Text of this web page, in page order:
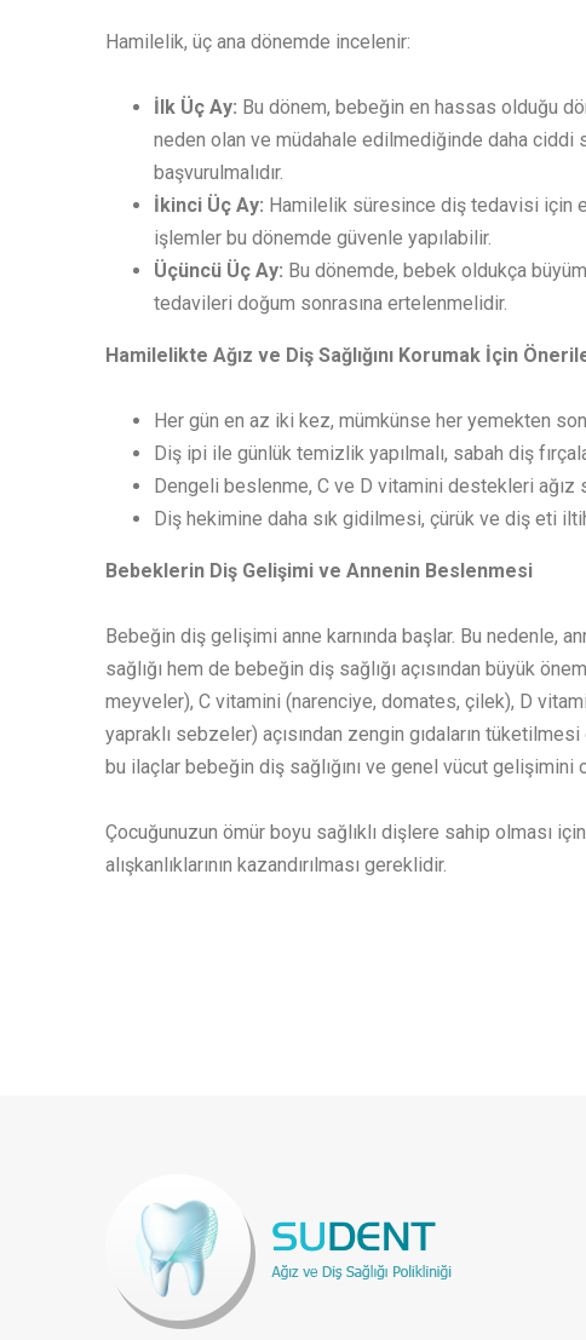
Hamilelik, üç ana dönemde incelenir:
İlk Üç Ay: Bu dönem, bebeğin en hassas olduğu
neden olan ve müdahale edilmediğinde daha ciddi
başvurulmalıdır.
İkinci Üç Ay: Hamilelik süresince diş tedavisi için
işlemler bu dönemde güvenle yapılabilir.
Üçüncü Üç Ay: Bu dönemde, bebek oldukça
tedavileri doğum sonrasına ertelenmelidir.
Hamilelikte Ağız ve Diş Sağlığını Korumak İçin
Her gün en az iki kez, mümkünse her yemekten
Diş ipi ile günlük temizlik yapılmalı, sabah diş
Dengeli beslenme, C ve D vitamini destekleri ağız
Diş hekimine daha sık gidilmesi, çürük ve diş eti
Bebeklerin Diş Gelişimi ve Annenin Beslenmesi
Bebeğin diş gelişimi anne karnında başlar. Bu nedenle,
sağlığı hem de bebeğin diş sağlığı açısından büyük
meyveler), C vitamini (narenciye, domates, çilek), D
yapraklı sebzeler) açısından zengin gıdaların tüketilmesi
bu ilaçlar bebeğin diş sağlığını ve genel vücut
Çocuğunuzun ömür boyu sağlıklı dişlere sahip olması
alışkanlıklarının kazandırılması gereklidir.